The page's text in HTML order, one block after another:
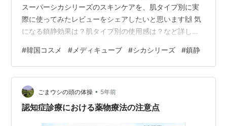
スーパーシカシリーズのスキンケアを、肌タイプ別に実
際に使ってみたレビューをシェアしたいと思います🙌 気
になる鎮静効果は？肌タイプ別の使用感は？など詳しく
テムではございますが、なるべく率直な使用感や意見を
書いておりますので、今後買われる方の参考になれば嬉
しいです😊 スーパーシカスキンケアシリーズとは？ スー
パーシカトナー(化粧水) スーパーシカトナーの使用感 ス
ーパーシカアンプル(美容液) スーパーシカアンプルの使
#韓国コスメ # メディキューブ #シカシリーズ #鎮静
ごまウシの頭の体操 • 5年前
認知症診療における薬物療法の注意点